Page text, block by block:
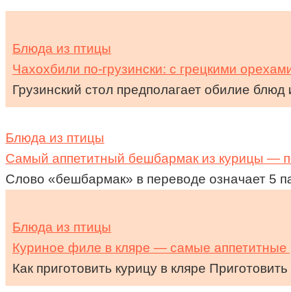
Блюда из птицы
Чахохбили по-грузински: с грецкими
Грузинский стол предполагает обилие
Блюда из птицы
Самый аппетитный бешбармак из курицы —
Слово «бешбармак» в переводе означает 5
Блюда из птицы
Куриное филе в кляре — самые
Как приготовить курицу в кляре